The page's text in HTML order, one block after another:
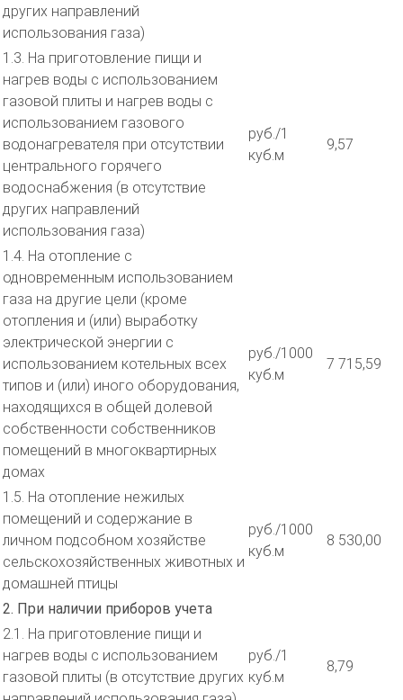
других направлений
использования газа)
1.3. На приготовление пищи и
нагрев воды с использованием
газовой плиты и нагрев воды с
использованием газового
водонагревателя при отсутствии
центрального горячего
водоснабжения (в отсутствие
других направлений
использования газа)
руб./1
куб.м
9,57
1.4. На отопление с
одновременным использованием
газа на другие цели (кроме
отопления и (или) выработку
электрической энергии с
использованием котельных всех
типов и (или) иного оборудования,
находящихся в общей долевой
собственности собственников
помещений в многоквартирных
домах
руб./1000
куб.м
7 715,59
1.5. На отопление нежилых
помещений и содержание в
личном подсобном хозяйстве
сельскохозяйственных животных и
домашней птицы
руб./1000
куб.м
8 530,00
2. При наличии приборов учета
2.1. На приготовление пищи и
нагрев воды с использованием
газовой плиты (в отсутствие других
руб./1
куб.м
8,79